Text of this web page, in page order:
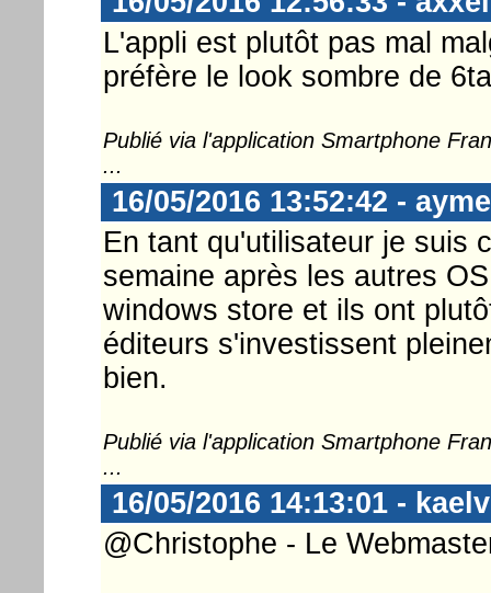
L'appli est plutôt pas mal
préfère le look sombre de
Publié via l'application Smartphone
...
16/05/2016 13:52:42 -
En tant qu'utilisateur je suis
semaine après les autres
windows store et ils ont
éditeurs s'investissent
bien.
Publié via l'application Smartphone
...
16/05/2016 14:13:01 -
@Christophe - Le